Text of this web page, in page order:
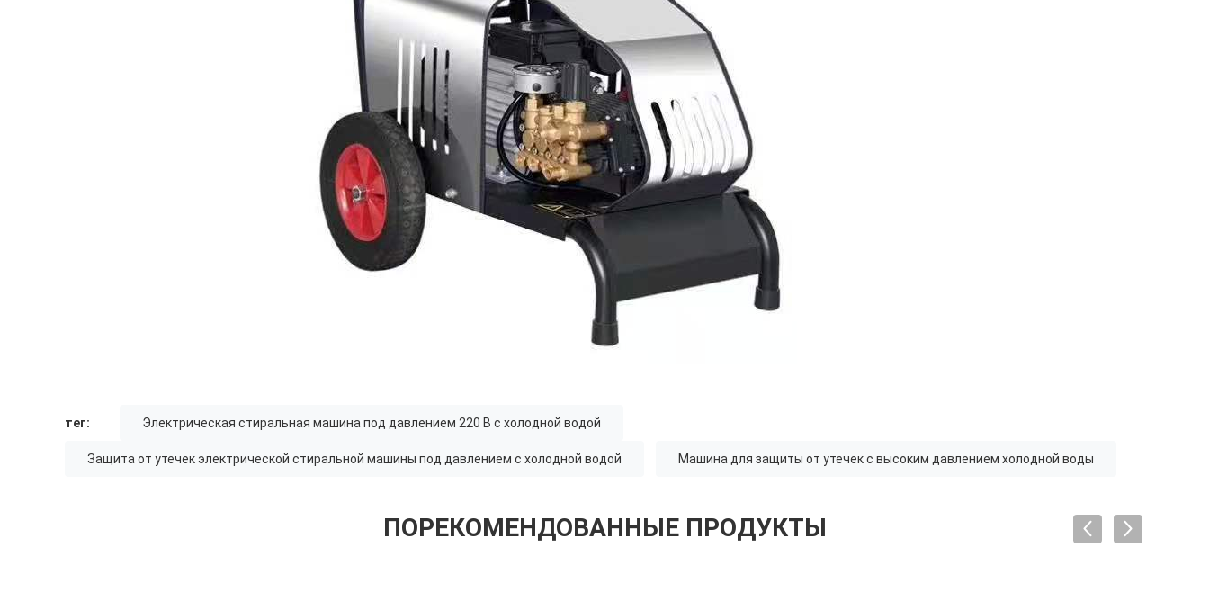
тег: Электрическая стиральная машина под давлением 220 В с холодной водой
Защита от утечек электрической стиральной машины под давлением с холодной водой Машина для защиты от утечек с высоким давлением холодной воды
ПОРЕКОМЕНДОВАННЫЕ ПРОДУКТЫ